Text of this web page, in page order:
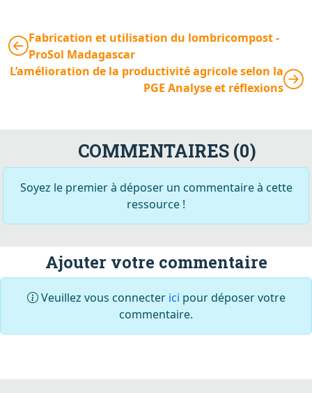
Fabrication et utilisation du lombricompost -
ProSol Madagascar
L’amélioration de la productivité agricole selon la
PGE Analyse et réflexions
COMMENTAIRES (0)
Soyez le premier à déposer un commentaire à cette
ressource !
Ajouter votre commentaire
Veuillez vous connecter ici pour déposer votre
commentaire.